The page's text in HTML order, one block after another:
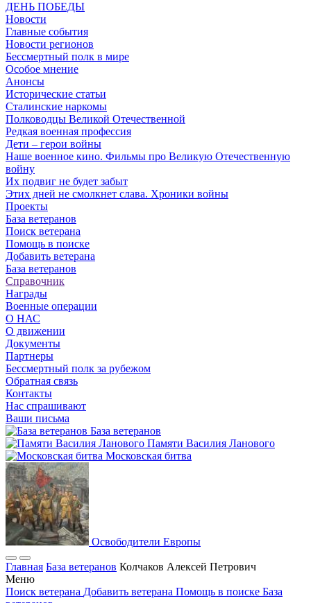
ДЕНЬ ПОБЕДЫ
Новости
Главные события
Новости регионов
Бессмертный полк в мире
Особое мнение
Анонсы
Исторические статьи
Сталинские наркомы
Полководцы Великой Отечественной
Редкая военная профессия
Дети – герои войны
Наше военное кино. Фильмы про Великую Отечественную
войну
Их подвиг не будет забыт
Этих дней не смолкнет слава. Хроники войны
Проекты
База ветеранов
Поиск ветерана
Помощь в поиске
Добавить ветерана
База ветеранов
Справочник
Награды
Военные операции
О НАС
О движении
Документы
Партнеры
Бессмертный полк за рубежом
Обратная связь
Контакты
Нас спрашивают
Ваши письма
База ветеранов
Памяти Василия Ланового
Московская битва
Освободители Европы
Главная База ветеранов Колчаков Алексей Петрович
Меню
Поиск ветерана Добавить ветерана Помощь в поиске База